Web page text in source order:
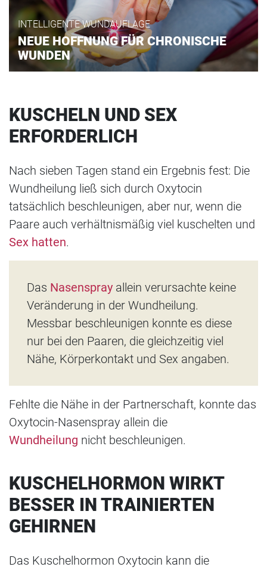
INTELLIGENTE WUNDAUFLAGE
NEUE HOFFNUNG FÜR CHRONISCHE
WUNDEN
KUSCHELN UND SEX
ERFORDERLICH
Nach sieben Tagen stand ein Ergebnis fest: Die
Wundheilung ließ sich durch Oxytocin
tatsächlich beschleunigen, aber nur, wenn die
Paare auch verhältnismäßig viel kuschelten und
Sex hatten.
Das Nasenspray allein verursachte keine
Veränderung in der Wundheilung.
Messbar beschleunigen konnte es diese
nur bei den Paaren, die gleichzeitig viel
Nähe, Körperkontakt und Sex angaben.
Fehlte die Nähe in der Partnerschaft, konnte das
Oxytocin-Nasenspray allein die
Wundheilung nicht beschleunigen.
KUSCHELHORMON WIRKT
BESSER IN TRAINIERTEN
GEHIRNEN
Das Kuschelhormon Oxytocin kann die